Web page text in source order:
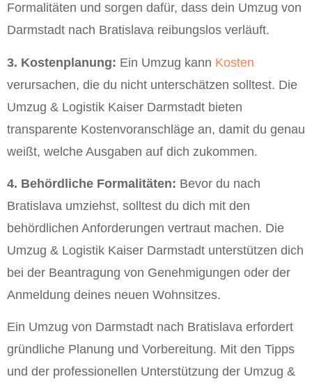
Formalitäten und sorgen dafür, dass dein Umzug von
Darmstadt nach Bratislava reibungslos verläuft.
3. Kostenplanung: Ein Umzug kann Kosten
verursachen, die du nicht unterschätzen solltest. Die
Umzug & Logistik Kaiser Darmstadt bieten
transparente Kostenvoranschläge an, damit du genau
weißt, welche Ausgaben auf dich zukommen.
4. Behördliche Formalitäten: Bevor du nach
Bratislava umziehst, solltest du dich mit den
behördlichen Anforderungen vertraut machen. Die
Umzug & Logistik Kaiser Darmstadt unterstützen dich
bei der Beantragung von Genehmigungen oder der
Anmeldung deines neuen Wohnsitzes.
Ein Umzug von Darmstadt nach Bratislava erfordert
gründliche Planung und Vorbereitung. Mit den Tipps
und der professionellen Unterstützung der Umzug &